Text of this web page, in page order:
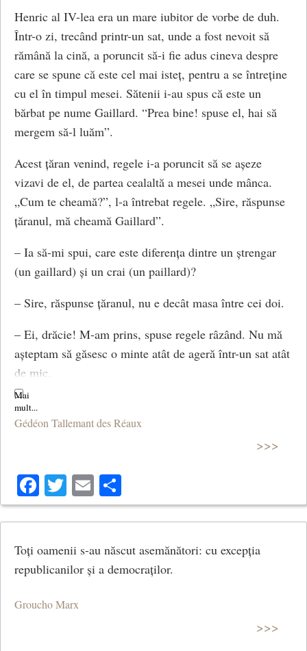
Henric al IV-lea era un mare iubitor de vorbe de duh.
Într-o zi, trecând printr-un sat, unde a fost nevoit să
rămână la cină, a poruncit să-i fie adus cineva despre
care se spune că este cel mai isteț, pentru a se întreține
cu el în timpul mesei. Sătenii i-au spus că este un
bărbat pe nume Gaillard. “Prea bine! spuse el, hai să
mergem să-l luăm”.
Acest țăran venind, regele i-a poruncit să se așeze
vizavi de el, de partea cealaltă a mesei unde mânca.
„Cum te cheamă?”, l-a întrebat regele. „Sire, răspunse
țăranul, mă cheamă Gaillard”.
– Ia să-mi spui, care este diferența dintre un ștrengar
(un gaillard) și un crai (un paillard)?
– Sire, răspunse țăranul, nu e decât masa între cei doi.
– Ei, drăcie! M-am prins, spuse regele râzând. Nu mă
așteptam să găsesc o minte atât de ageră într-un sat atât
de mic.
© CCC
Gédéon Tallemant des Réaux
>>>
Facebook
Twitter
Email
Toți oamenii s-au născut asemănători: cu excepția
republicanilor și a democraților.
Groucho Marx
>>>